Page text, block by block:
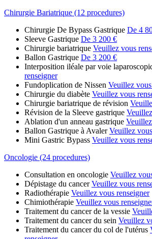
Chirurgie Bariatrique (12 procedures)
Chirurgie De Bypass Gastrique De 4
Sleeve Gastrique De 3 200 €
Chirurgie bariatrique Veuillez vous
Ballon Gastrique De 3 200 €
Interposition iléale par voie
renseigner
Fundoplication de Nissen Veuillez
Chirurgie du diabète Veuillez vous
Chirurgie bariatrique de révision
Révision de la Sleeve gastrique
Ablation d'un anneau gastrique
Ballon Gastrique à Avaler Veuillez
Mini Gastric Bypass Veuillez vous
Oncologie (24 procedures)
Consultation en oncologie Veuillez
Dépistage du cancer Veuillez vous
Radiothérapie Veuillez vous renseigner
Chimiothérapie Veuillez vous
Traitement du cancer de la vessie
Traitement du cancer du sein Veuillez
Traitement du cancer du col de l'utérus